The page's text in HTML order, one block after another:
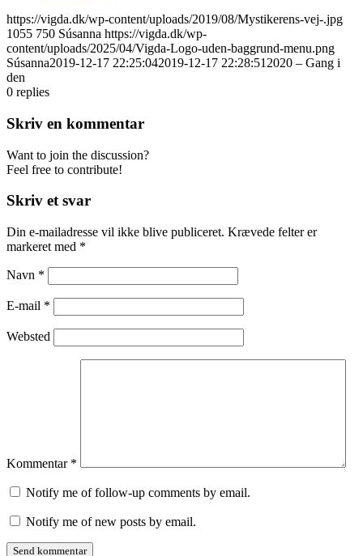
https://vigda.dk/wp-content/uploads/2019/08/Mystikerens-vej-.jpg
1055 750 Súsanna https://vigda.dk/wp-
content/uploads/2025/04/Vigda-Logo-uden-baggrund-menu.png
Súsanna2019-12-17 22:25:042019-12-17 22:28:51 2020 – Gang i
den
0 replies
Skriv en kommentar
Want to join the discussion?
Feel free to contribute!
Skriv et svar
Din e-mailadresse vil ikke blive publiceret. Krævede felter er
markeret med *
Navn *
E-mail *
Websted
Kommentar *
Notify me of follow-up comments by email.
Notify me of new posts by email.